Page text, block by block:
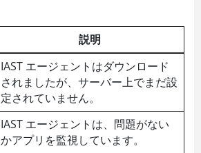
説明
IAST エージェントはダウンロード
されましたが、サーバー上でまだ設
定されていません。
IAST エージェントは、問題がない
かアプリを監視しています。